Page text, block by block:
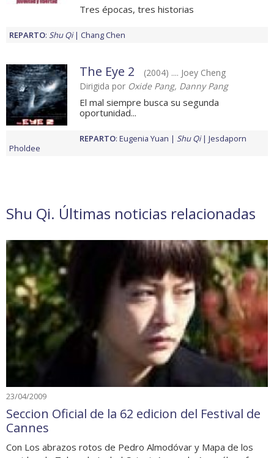
Tres épocas, tres historias
REPARTO: Shu Qi Chang Chen
The Eye 2
(2004) .... Joey Cheng
Dirigida por Oxide Pang, Danny Pang
El mal siempre busca su segunda
oportunidad...
REPARTO: Eugenia Yuan Shu Qi
Jesdaporn
Pholdee
Shu Qi. Últimas noticias relacionadas
23/04/2009
Seccion Oficial de la 62 edicion del Festival de
Cannes
Con Los abrazos rotos de Pedro Almodóvar y Mapa de los